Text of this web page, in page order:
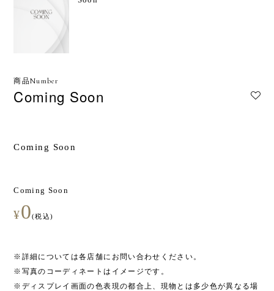
商品Number
Coming Soon
Coming Soon
Coming Soon
¥0(税込)
※詳細については各店舗にお問い合わせください。
※写真のコーディネートはイメージです。
※ディスプレイ画面の色表現の都合上、現物とは多少色が異なる場